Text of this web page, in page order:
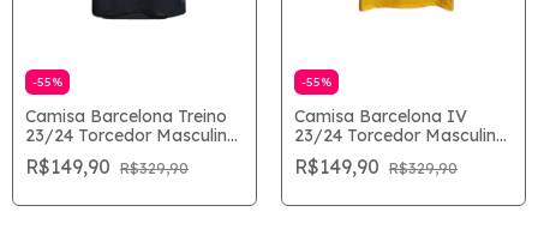
-55%
Camisa Barcelona Treino
23/24 Torcedor Masculina
- Preto
R$149,90 R$329,90
-55%
Camisa Barcelona IV
23/24 Torcedor Masculina
- Amarela
R$149,90 R$329,90